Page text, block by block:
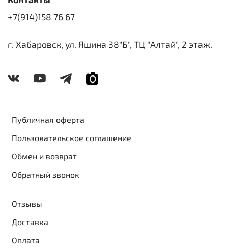
Публичная оферта
Пользовательское соглашение
Обмен и возврат
Обратный звонок
Отзывы
Доставка
Оплата
+7(914)158 76 67
г. Хабаровск, ул. Яшина 38"Б", ТЦ "Алтай", 2 этаж.